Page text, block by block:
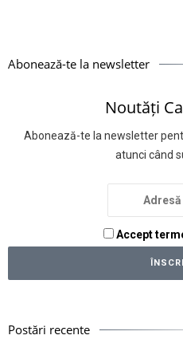
Abonează-te la newsletter
Noutăți
Abonează-te la newsletter
atunci când
Accept
Postări recente